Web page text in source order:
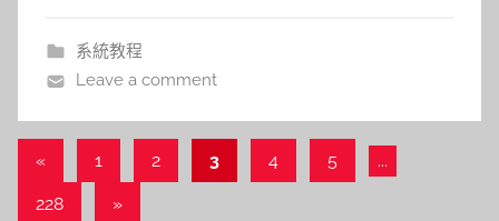
系統教程
Leave a comment
文
章
«Previous
1 2 3 4 5 ...
228
Next
»